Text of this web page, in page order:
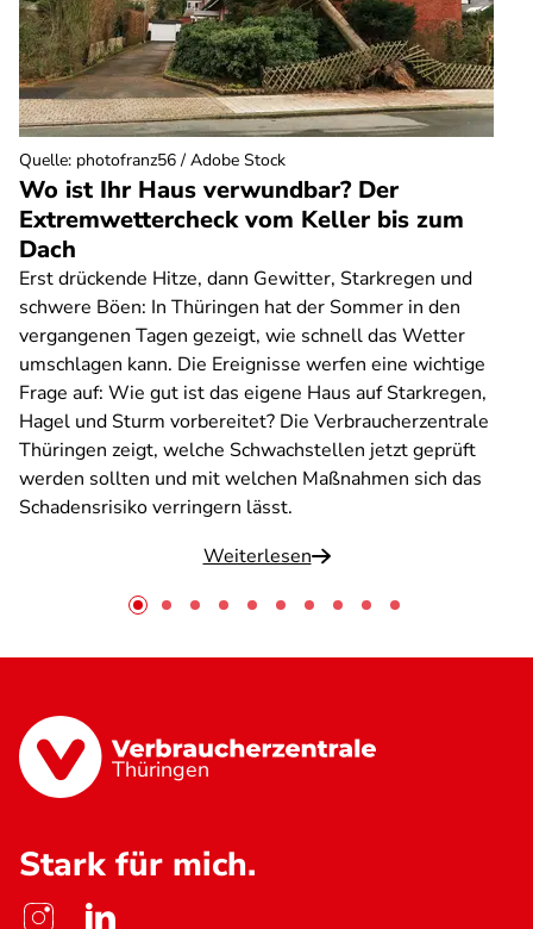
Wo ist Ihr Haus verwundbar? Der
Extremwettercheck vom Keller bis zum
Dach
Erst drückende Hitze, dann Gewitter, Starkregen und
schwere Böen: In Thüringen hat der Sommer in den
vergangenen Tagen gezeigt, wie schnell das Wetter
umschlagen kann. Die Ereignisse werfen eine wichtige
Frage auf: Wie gut ist das eigene Haus auf Starkregen,
Hagel und Sturm vorbereitet? Die Verbraucherzentrale
Thüringen zeigt, welche Schwachstellen jetzt geprüft
werden sollten und mit welchen Maßnahmen sich das
Schadensrisiko verringern lässt.
Weiterlesen
Quelle: photofranz56 / Adobe Stock
Thüringen
Stark für mich.